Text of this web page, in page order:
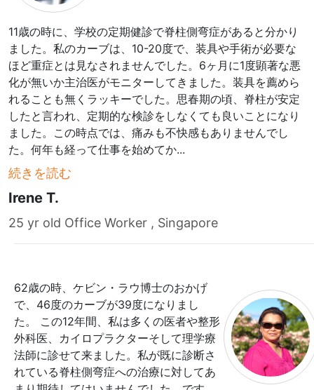
11歳の時に、学校の定期健診で脊柱側弯症があると分かり
ました。私のカーブは、10-20度で、装具や手術が必要な
ほど重症とは見なされませんでした。6ヶ月に1度顕著な悪
化が無いか主治医がモニターしてきました。装具を薦めら
れることも無くラッキーでした。思春期の頃、脊柱が安定
したと言われ、定期的な検診をしなくても良いことになり
ました。この時点では、痛みも不快感もありませんでし
た。何年も経って仕事を始めてか...
続きを読む
Irene T.
25 yr old Office Worker , Singapore
62歳の時、ケビン・ラウ博士のおかげ
で、46度のカーブが39度になりまし
た。 この12年間、私は多くの医者や整形
外科医、カイロプラクターそして理学療
法師に診せて来ました。私が既に診断さ
れている脊柱側弯症への治療に対してあ